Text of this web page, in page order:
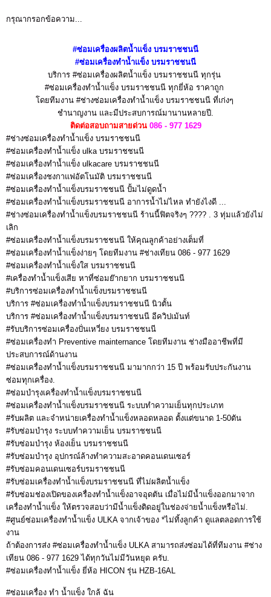
กรุณากรอกข้อความ...
#ซ่อมเครื่องผลิตน้ำแข็ง บรมราชชนนี
#ซ่อมเครื่องทำน้ำแข็ง บรมราชชนนี
บริการ #ซ่อมเครื่องผลิตน้ำแข็ง บรมราชชนนี ทุกรุ่น
#ซ่อมเครื่องทำน้ำแข็ง บรมราชชนนี ทุกยี่ห้อ ราคาถูก
โดยทีมงาน #ช่างซ่อมเครื่องทำน้ำแข็ง บรมราชชนนี ที่เก่งๆ
ชำนาญงาน และมีประสบการณ์มานานหลายปี.
ติดต่อสอบถามสายด่วน 086 - 977 1629
#ช่างซ่อมเครื่องทำน้ำแข็ง บรมราชชนนี
#ซ่อมเครื่องทำน้ำแข็ง ulka บรมราชชนนี
#ซ่อมเครื่องทำน้ำแข็ง ulkacare บรมราชชนนี
#ซ่อมเครื่องชงกาแฟอัตโนมัติ บรมราชชนนี
#ซ่อมเครื่องทำน้ำแข็งบรมราชชนนี ปั้มไม่ดูดน้ำ
#ซ่อมเครื่องทำน้ำแข็งบรมราชชนนี อาการน้ำไม่ไหล ทำยังไงดี ...
#ช่างซ่อมเครื่องทำน้ำแข็งบรมราชชนนี ร้านนี้ฟิตจริงๆ ???? . 3 ทุ่มแล้วยังไม่
เลิก
#ซ่อมเครื่องทำน้ำแข็งบรมราชชนนี ให้คุณลูกค้าอย่างเต็มที่
#ซ่อมเครื่องทำน้ำแข็งง่ายๆ โดยทีมงาน #ช่างเทียน 086 - 977 1629
#ซ่อมเครื่องทำน้ำแข็งใส บรมราชชนนี
#เครื่องทำน้ำแข็งเสีย หาที่ซ่อมย๊ากยาก บรมราชชนนี
#บริการซ่อมเครื่องทำน้ำแข็งบรมราชชนนี
บริการ #ซ่อมเครื่องทำน้ำแข็งบรมราชชนนี นิวตั้น
บริการ #ซ่อมเครื่องทำน้ำแข็งบรมราชชนนี อีควิปเม้นท์
#รับบริการซ่อมเครื่องปั่นเหวี่ยง บรมราชชนนี
#ซ่อมเครื่องทำ Preventive mainternance โดยทีมงาน ช่างมืออาชีพที่มี
ประสบการณ์ด้านงาน
#ซ่อมเครื่องทำน้ำแข็งบรมราชชนนี มามากกว่า 15 ปี พร้อมรับประกันงาน
ซ่อมทุกเครื่อง.
#ซ่อมบำรุงเครื่องทำน้ำแข็งบรมราชชนนี
#ซ่อมเครื่องทำน้ำแข็งบรมราชชนนี ระบบทำความเย็นทุกประเภท
#รับผลิต และจำหน่ายเครื่องทำน้ำแข็งหลอดหลอด ตั้งแต่ขนาด 1-50ตัน
#รับซ่อมบำรุง ระบบทำความเย็น บรมราชชนนี
#รับซ่อมบำรุง ห้องเย็น บรมราชชนนี
#รับซ่อมบำรุง อุปกรณ์ล้างทำความสะอาดคอนเดนเซอร์
#รับซ่อมคอนเดนเซอร์บรมราชชนนี
#รับซ่อมเครื่องทำน้ำแข็งบรมราชชนนี ที่ไม่ผลิตน้ำแข็ง
#รับซ่อมช่องเปิดของเครื่องทำน้ำแข็งอาจอุดตัน เมื่อไม่มีน้ำแข็งออกมาจาก
เครื่องทำน้ำแข็ง ให้ตรวจสอบว่ามีน้ำแข็งติดอยู่ในช่องจ่ายน้ำแข็งหรือไม่.
#ศูนย์ซ่อมเครื่องทำน้ำแข็ง ULKA จากเจ้าของ *ไม่ทิ้งลูกค้า ดูแลตลอดการใช้
งาน
ถ้าต้องการส่ง #ซ่อมเครื่องทำน้ำแข็ง ULKA สามารถส่งซ่อมได้ที่ทีมงาน #ช่าง
เทียน 086 - 977 1629 ได้ทุกวันไม่มีวันหยุด ครับ.
#ซ่อมเครื่องทำน้ำแข็ง ยี่ห้อ HICON รุ่น HZB-16AL
#ซ่อมเครื่อง ทํา น้ำแข็ง ใกล้ ฉัน